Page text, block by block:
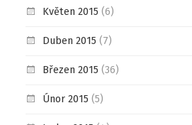
Květen 2015 (6)
Duben 2015 (7)
Březen 2015 (36)
Únor 2015 (5)